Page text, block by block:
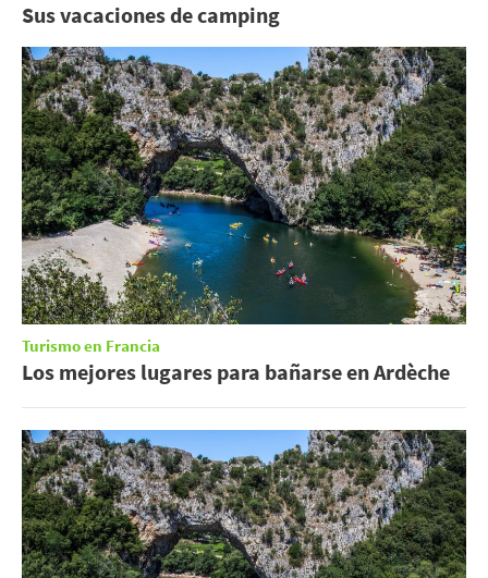
Sus vacaciones de camping
Turismo en Francia
Los mejores lugares para bañarse en Ardèche